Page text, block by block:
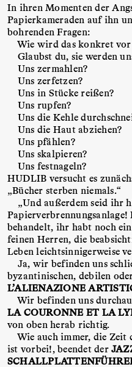
In ihren Momenten der
Papierkameraden auf ihn
bohrenden Fragen:
Wie wird das konkret vor
Glaubst du, sie werden
Uns zermahlen?
Uns zerfetzen?
Uns in Stücke reißen?
Uns rupfen?
Uns die Kehle
Uns die Haut abziehen?
Uns pfählen?
Uns skalpieren?
Uns festnageln?
HUDLIB versucht es
„Bücher sterben niemals.“
„Und außerdem seid ihr
behandelt, ihr habt noch
feinen Herren, die
Leben leichtsinnigerweise
Ja, wir befinden uns
byzantinischen, debilen
L’ALIENAZIONE
Wir befinden uns
LA COURONNE ET LA
von oben herab richtig.
Wie auch immer, die Zeit
ist vorbei!, beendet der